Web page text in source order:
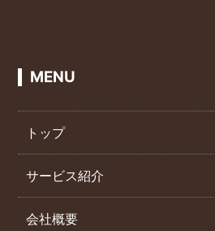
MENU
トップ
サービス紹介
会社概要